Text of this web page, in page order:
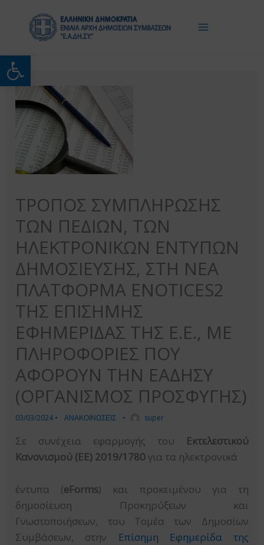
Ανοίξτε τη γραμμή
περιεχόμενο
ΤΡΟΠΟΣ ΣΥΜΠΛΗΡΩΣΗΣ
ΤΩΝ ΠΕΔΙΩΝ, ΤΩΝ
ΗΛΕΚΤΡΟΝΙΚΩΝ ΕΝΤΥΠΩΝ
ΔΗΜΟΣΙΕΥΣΗΣ, ΣΤΗ ΝΕΑ
ΠΛΑΤΦΟΡΜΑ ENOTICES2
ΤΗΣ ΕΠΙΣΗΜΗΣ
ΕΦΗΜΕΡΙΔΑΣ ΤΗΣ Ε.Ε., ΜΕ
ΠΛΗΡΟΦΟΡΙΕΣ ΠΟΥ
ΑΦΟΡΟΥΝ ΤΗΝ ΕΑΔΗΣΥ
(ΟΡΓΑΝΙΣΜΟΣ ΠΡΟΣΦΥΓΗΣ)
03/03/2024 • ΑΝΑΚΟΙΝΩΣΕΙΣ • super
Σε συνέχεια εφαρμογής του Εκτελεστικού
Κανονισμού (ΕΕ) 2019/1780για τα ηλεκτρονικά
έντυπα (eForms) και προκειμένου για τη
δημοσίευση Προκηρύξεων και
Γνωστοποιήσεων, του Τομέα των Δημοσίων
Συμβάσεων, στην
Επίσημη Εφημερίδα της